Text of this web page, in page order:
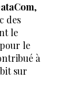
,
des
le
le
à
sur